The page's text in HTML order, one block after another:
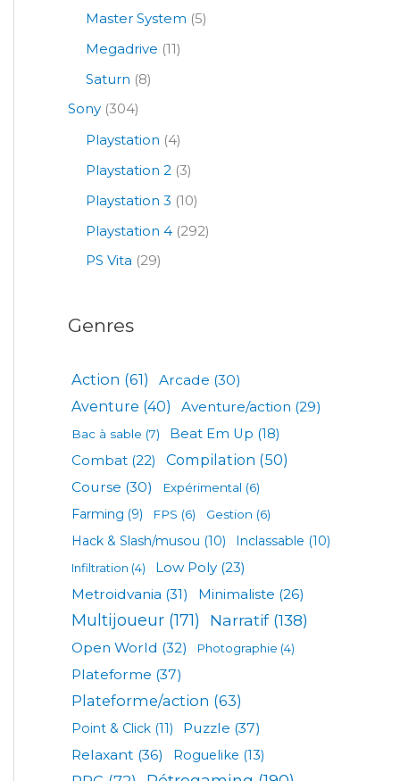
Master System (5)
Megadrive (11)
Saturn (8)
Sony (304)
Playstation (4)
Playstation 2 (3)
Playstation 3 (10)
Playstation 4 (292)
PS Vita (29)
Genres
Action (61) Arcade (30)
Aventure (40) Aventure/action (29)
Bac à sable (7) Beat Em Up (18)
Combat(22) Compilation (50)
Course (30) Expérimental (6)
Farming (9) FPS (6) Gestion (6)
Hack & Slash/musou (10) Inclassable (10)
Infiltration (4) Low Poly (23)
Metroidvania (31) Minimaliste (26)
Multijoueur(171) Narratif(138)
Open World (32) Photographie (4)
Plateforme (37)
Plateforme/action (63)
Point & Click(11) Puzzle (37)
Relaxant (36) Roguelike (13)